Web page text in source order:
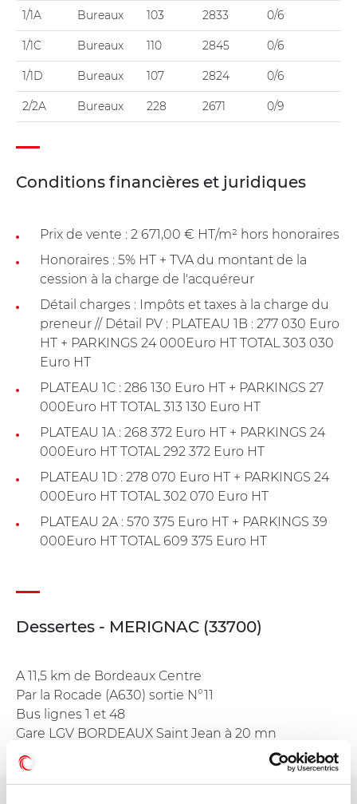
1/1A Bureaux 103 2833 0/6
1/1C Bureaux 110 2845 0/6
1/1D Bureaux 107 2824 0/6
2/2A Bureaux 228 2671 0/9
Conditions financières et juridiques
Prix de vente : 2 671,00 € HT/m² hors honoraires
Honoraires : 5% HT + TVA du montant de la
cession à la charge de l'acquéreur
Détail charges : Impôts et taxes à la charge du
preneur // Détail PV : PLATEAU 1B : 277 030 Euro
HT + PARKINGS 24 000Euro HT TOTAL 303 030
Euro HT
PLATEAU 1C : 286 130 Euro HT + PARKINGS 27
000Euro HT TOTAL 313 130 Euro HT
PLATEAU 1A : 268 372 Euro HT + PARKINGS 24
000Euro HT TOTAL 292 372 Euro HT
PLATEAU 1D : 278 070 Euro HT + PARKINGS 24
000Euro HT TOTAL 302 070 Euro HT
PLATEAU 2A : 570 375 Euro HT + PARKINGS 39
000Euro HT TOTAL 609 375 Euro HT
Dessertes - MERIGNAC (33700)
A 11,5 km de Bordeaux Centre
Par la Rocade (A630) sortie N°11
Bus lignes 1 et 48
Gare LGV BORDEAUX Saint Jean à 20 mn
Tramway A